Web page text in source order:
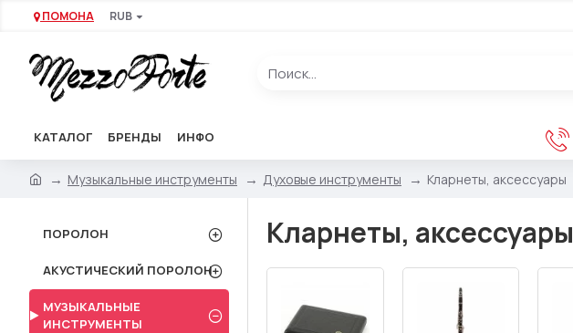
ПОМОНА RUB
КАТАЛОГ БРЕНДЫ ИНФО
Музыкальные инструменты Духовые инструменты Кларнеты, аксессуары
ПОРОЛОН
АКУСТИЧЕСКИЙ ПОРОЛОН
МУЗЫКАЛЬНЫЕ
ИНСТРУМЕНТЫ
Кларнеты, аксессуары